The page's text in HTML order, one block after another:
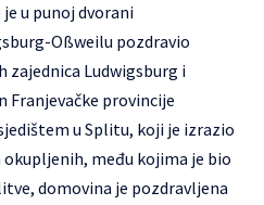
je u punoj dvorani
Oßweilu pozdravio
Ludwigsburg i
Franjevačke provincije
u Splitu, koji je izrazio
među kojima je bio
domovina je pozdravljena